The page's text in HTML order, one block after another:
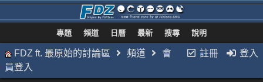
專題 頻道 日曆 最新 搜尋 說明
註冊 登入
FDZ ft. 最原始的討論區 頻道
會
員登入